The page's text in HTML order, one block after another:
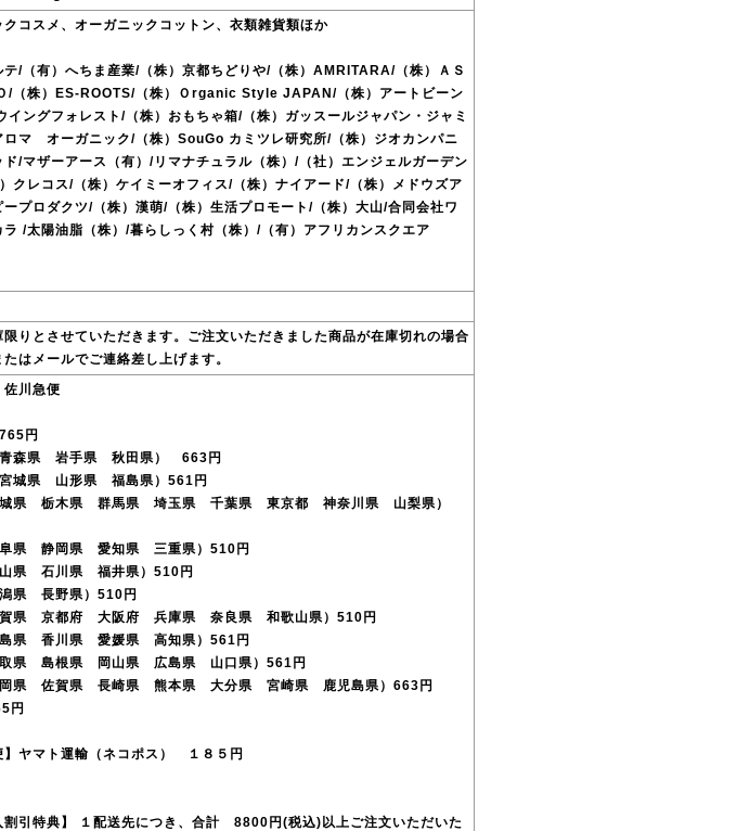
クコスメ、オーガニックコットン、衣類雑貨類ほか
テ/（有）へちま産業/（株）京都ちどりや/（株）AMRITARA/（株）ＡＳ
/（株）ES-ROOTS/（株）Ｏrganic Style JAPAN/（株）アートビーン
イングフォレスト/（株）おもちゃ箱/（株）ガッスールジャパン・ジャミ
マ オーガニック/（株）SouGo カミツレ研究所/（株）ジオカンパニ
ド/マザーアース（有）/リマナチュラル（株）/（社）エンジェルガーデン
クレコス/（株）ケイミーオフィス/（株）ナイアード/（株）メドウズア
ープロダクツ/（株）漢萌/（株）生活プロモート/（株）大山/合同会社ワ
ラ /太陽油脂（株）/暮らしっく村（株）/（有）アフリカンスクエア
限りとさせていただきます。ご注文いただきました商品が在庫切れの場合
はメールでご連絡差し上げます。
佐川急便
円
青森県 岩手県 秋田県） 663円
宮城県 山形県 福島県）561円
城県 栃木県 群馬県 埼玉県 千葉県 東京都 神奈川県 山梨県）
阜県 静岡県 愛知県 三重県）510円
山県 石川県 福井県）510円
県 長野県）510円
賀県 京都府 大阪府 兵庫県 奈良県 和歌山県）510円
島県 香川県 愛媛県 高知県）561円
取県 島根県 岡山県 広島県 山口県）561円
岡県 佐賀県 長崎県 熊本県 大分県 宮崎県 鹿児島県）663円
円
】ヤマト運輸（ネコポス） １８５円
割引特典】 １配送先につき、合計 8800円(税込)以上ご注文いただいた